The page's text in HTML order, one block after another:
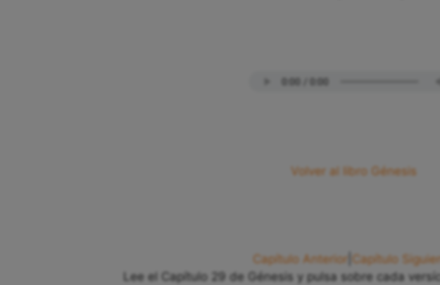
Volver al libro Génesis
Capítulo Anterior
Capítulo
Lee el Capítulo 29 de Génesis y pulsa sobre cada